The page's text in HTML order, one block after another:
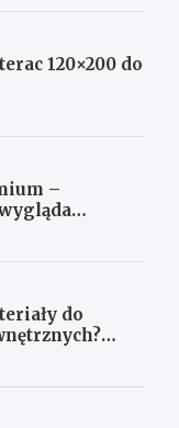
120×200 do
–
do